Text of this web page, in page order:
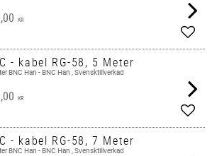
KR
- kabel RG-58, 5 Meter
BNC Han - BNC Han , Svensktillverkad
KR
- kabel RG-58, 7 Meter
BNC Han - BNC Han , Svensktillverkad